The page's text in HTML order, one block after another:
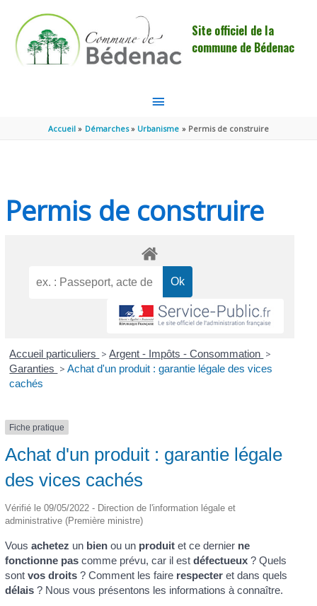
Site officiel de la
commune de Bédenac
MENU
PRINCIPAL
Accueil Démarches Urbanisme Permis de construire
Permis de construire
Accueil particuliers > Argent - Impôts - Consommation >
Garanties > Achat d'un produit : garantie légale des vices
cachés
Fiche pratique
Achat d'un produit : garantie légale
des vices cachés
Vérifié le 09/05/2022 - Direction de l'information légale et
administrative (Première ministre)
Vous achetez un bienou un produitet ce dernier ne
fonctionne pascomme prévu, car il est défectueux? Quels
sont vos droits? Comment les faire respecteret dans quels
délais? Nous vous présentons les informations à connaître.